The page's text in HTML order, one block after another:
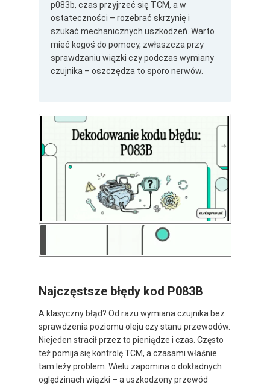
p083b, czas przyjrzeć się TCM, a w
ostateczności – rozebrać skrzynię i
szukać mechanicznych uszkodzeń. Warto
mieć kogoś do pomocy, zwłaszcza przy
sprawdzaniu wiązki czy podczas wymiany
czujnika – oszczędza to sporo nerwów.
Najczęstsze błędy kod P083B
A klasyczny błąd? Od razu wymiana czujnika bez
sprawdzenia poziomu oleju czy stanu przewodów.
Niejeden stracił przez to pieniądze i czas. Często
też pomija się kontrolę TCM, a czasami właśnie
tam leży problem. Wielu zapomina o dokładnych
oględzinach wiązki – a uszkodzony przewód